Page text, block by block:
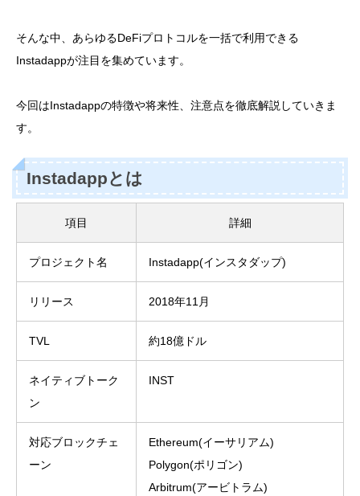
そんな中、あらゆるDeFiプロトコルを一括で利用できる
Instadappが注目を集めています。
今回はInstadappの特徴や将来性、注意点を徹底解説していきま
す。
Instadappとは
項目 詳細
プロジェクト名 Instadapp(インスタダップ)
リリース 2018年11月
TVL 約18億ドル
ネイティブトーク
ン
INST
対応ブロックチェ
ーン
Ethereum(イーサリアム)
Polygon(ポリゴン)
Arbitrum(アービトラム)